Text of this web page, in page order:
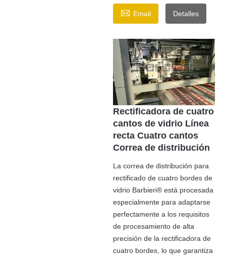
 Email Detalles
Rectificadora de cuatro
cantos de vidrio Línea
recta Cuatro cantos
Correa de distribución
La correa de distribución para
rectificado de cuatro bordes de
vidrio Barbieri® está procesada
especialmente para adaptarse
perfectamente a los requisitos
de procesamiento de alta
precisión de la rectificadora de
cuatro bordes, lo que garantiza